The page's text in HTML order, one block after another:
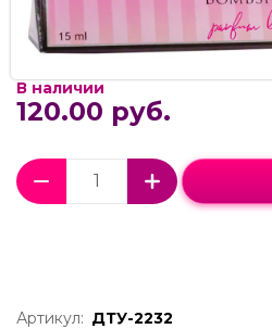
В наличии
120.00 руб.
Артикул: ДТУ-2232